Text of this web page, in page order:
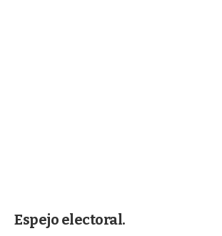
Espejo electoral.